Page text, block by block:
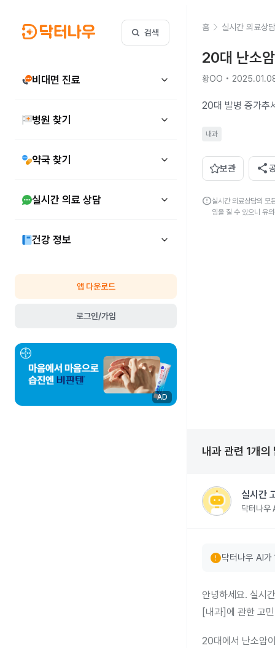
검색
비대면 진료
병원 찾기
약국 찾기
실시간 의료 상담
건강 정보
앱 다운로드
로그인/가입
AD
홈 실시간 의료상담
20대 난소
황OO •
20대 발병 증가추
내과
보관 share
error실시간 의료상담의 모
임을 질 수 있으니 유
내과 관련 1개의
실시간
닥터나우
error닥터나우 AI
안녕하세요. 실시
[내과]에 관한 고
20대에서 난소암